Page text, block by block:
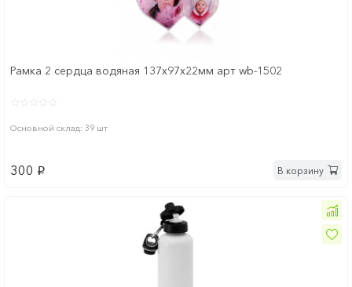
Рамка 2 сердца водяная 137х97х22мм арт wb-1502
Основной склад: 39 шт
300 p В корзину